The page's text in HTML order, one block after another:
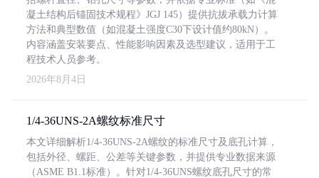
凝土结构后锚固技术规程》JGJ 145）提供抗拔承载力计算
方法和典型数值（如混凝土强度C30下设计值约80kN）。
内容涵盖安装要点、性能影响因素及选型建议，适用于工
程技术人员参考。
2026年8月4日
1/4-36UNS-2A螺纹标准尺寸
本文详细解析1/4-36UNS-2A螺纹的标准尺寸及底孔计算，
包括外径、螺距、公差等关键参数，并提供专业数据来源
（ASME B1.1标准）。针对1/4-36UNS螺纹底孔尺寸的常